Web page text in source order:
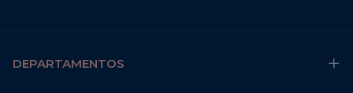
DEPARTAMENTOS